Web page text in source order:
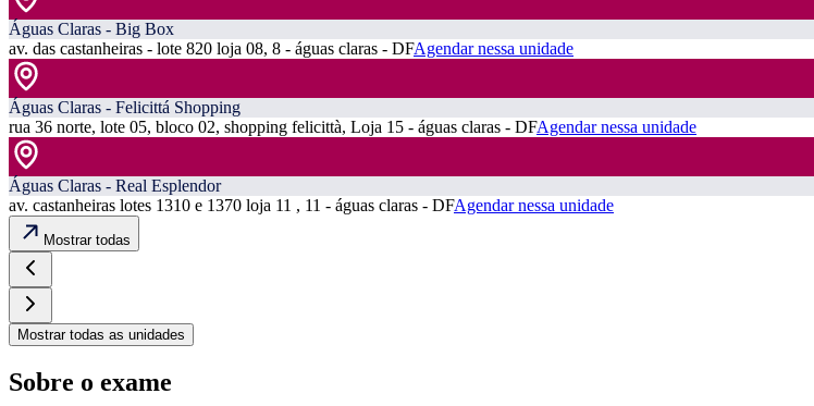
Águas Claras - Big Box
av. das castanheiras - lote 820 loja 08, 8 - águas claras - DFAgendar nessa unidade
Águas Claras - Felicittá Shopping
rua 36 norte, lote 05, bloco 02, shopping felicittà, Loja 15 - águas claras - DFAgendar nessa unidade
Águas Claras - Real Esplendor
av. castanheiras lotes 1310 e 1370 loja 11 , 11 - águas claras - DFAgendar nessa unidade
Mostrar todas
Mostrar todas as unidades
Sobre o exame